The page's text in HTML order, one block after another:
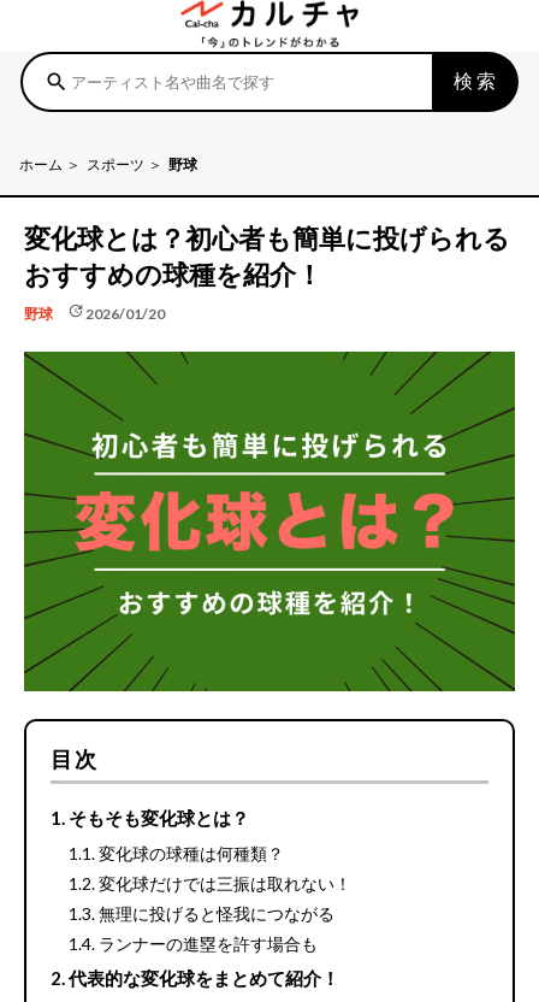
search 検索
ホーム スポーツ 野球
変化球とは？初心者も簡単に投げられる
おすすめの球種を紹介！
野球 update 2026/01/20
目次
そもそも変化球とは？
変化球の球種は何種類？
変化球だけでは三振は取れない！
無理に投げると怪我につながる
ランナーの進塁を許す場合も
代表的な変化球をまとめて紹介！